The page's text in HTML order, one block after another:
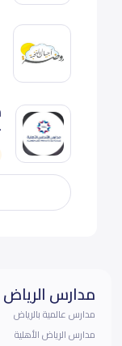
مدارس الرياض
مدارس عالمية بالرياض
مدارس الرياض الأهلية